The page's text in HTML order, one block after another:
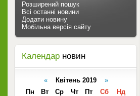
Розширений пошук
Всі останні новини
Додати новину
Мобільна версія сайту
Календар новин
«Квітень 2019 »
Пн
Вт Ср Чт Пт Сб
Нд